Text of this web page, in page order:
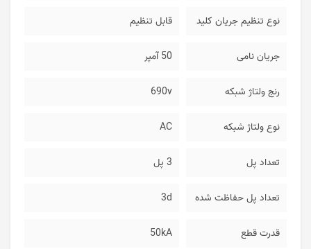
نوع تنظیم جریان کلید قابل تنظیم
جریان نامی 50 آمپر
رنج ولتاژ شبکه 690v
نوع ولتاژ شبکه AC
تعداد پل 3 پل
تعداد پل حفاظت شده 3d
قدرت قطع 50kA